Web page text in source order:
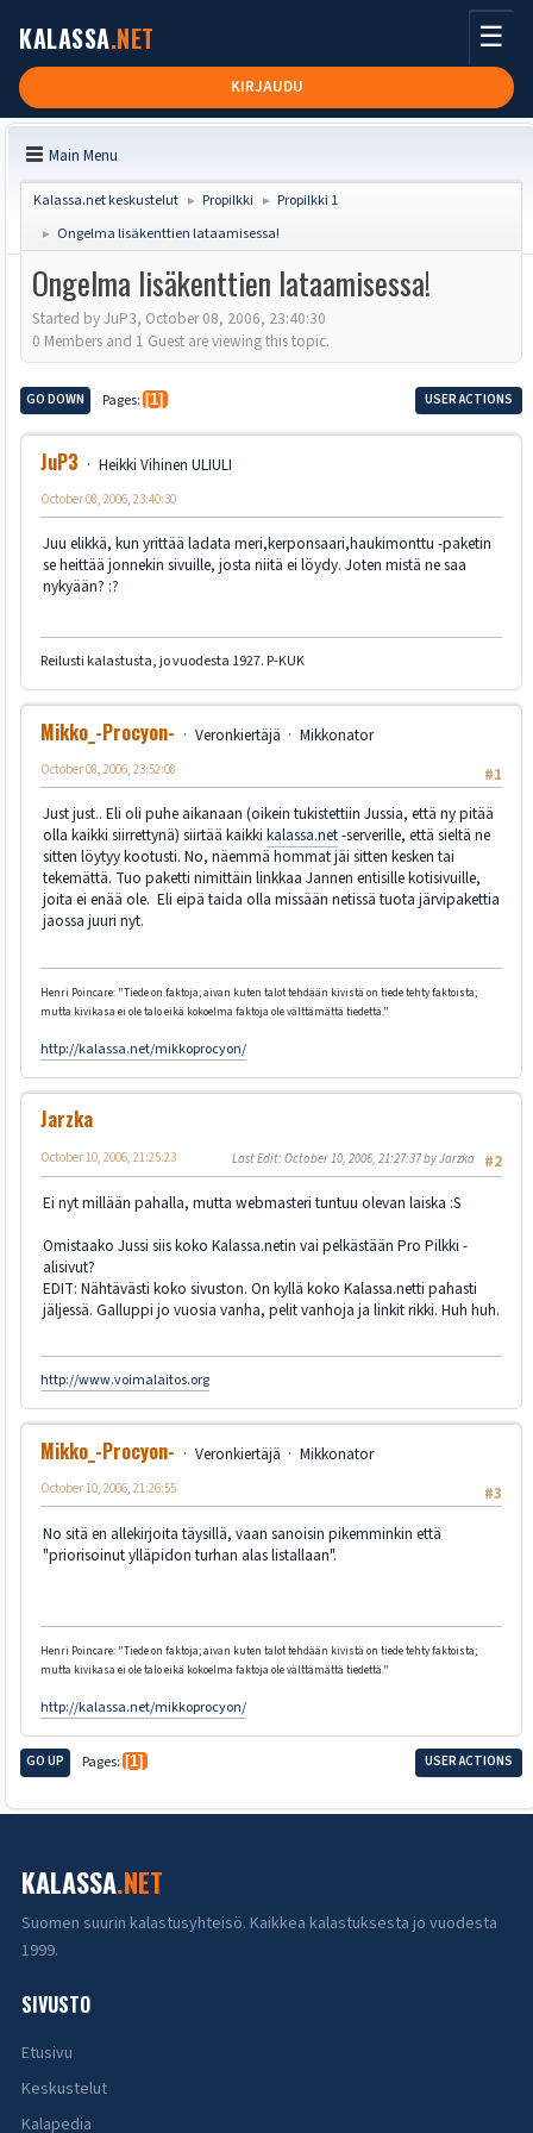
KALASSA.NET
KIRJAUDU
☰
Main Menu
Kalassa.net keskustelut ► Propilkki ► Propilkki 1
► Ongelma lisäkenttien lataamisessa!
Ongelma lisäkenttien lataamisessa!
Started by JuP3, October 08, 2006, 23:40:30
0 Members and 1 Guest are viewing this topic.
GO DOWN Pages 1 USER ACTIONS
JuP3 Heikki Vihinen ULIULI
October 08, 2006, 23:40:30
Juu elikkä, kun yrittää ladata meri,kerponsaari,haukimonttu -paketin
se heittää jonnekin sivuille, josta niitä ei löydy. Joten mistä ne saa
nykyään? :?
Reilusti kalastusta, jo vuodesta 1927. P-KUK
Mikko_-Procyon- Veronkiertäjä
Mikkonator
#1
October 08, 2006, 23:52:08
Just just.. Eli oli puhe aikanaan (oikein tukistettiin Jussia, että ny pitää
olla kaikki siirrettynä) siirtää kaikki kalassa.net-serverille, että sieltä ne
sitten löytyy kootusti. No, näemmä hommat jäi sitten kesken tai
tekemättä. Tuo paketti nimittäin linkkaa Jannen entisille kotisivuille,
joita ei enää ole. Eli eipä taida olla missään netissä tuota järvipakettia
jaossa juuri nyt.
Henri Poincare: "Tiede on faktoja; aivan kuten talot tehdään kivistä on tiede tehty faktoista;
mutta kivikasa ei ole talo eikä kokoelma faktoja ole välttämättä tiedettä."
http://kalassa.net/mikkoprocyon/
Jarzka
#2
October 10, 2006, 21:25:23 Last Edit: October 10, 2006, 21:27:37 by Jarzka
Ei nyt millään pahalla, mutta webmasteri tuntuu olevan laiska :S
Omistaako Jussi siis koko Kalassa.netin vai pelkästään Pro Pilkki -
alisivut?
EDIT: Nähtävästi koko sivuston. On kyllä koko Kalassa.netti pahasti
jäljessä. Galluppi jo vuosia vanha, pelit vanhoja ja linkit rikki. Huh huh.
http://www.voimalaitos.org
Mikko_-Procyon- Veronkiertäjä
Mikkonator
#3
October 10, 2006, 21:26:55
No sitä en allekirjoita täysillä, vaan sanoisin pikemminkin että
"priorisoinut ylläpidon turhan alas listallaan".
Henri Poincare: "Tiede on faktoja; aivan kuten talot tehdään kivistä on tiede tehty faktoista;
mutta kivikasa ei ole talo eikä kokoelma faktoja ole välttämättä tiedettä."
http://kalassa.net/mikkoprocyon/
GO UP Pages 1 USER ACTIONS
KALASSA.NET
Suomen suurin kalastusyhteisö. Kaikkea kalastuksesta jo vuodesta
1999.
SIVUSTO
Etusivu
Keskustelut
Kalapedia